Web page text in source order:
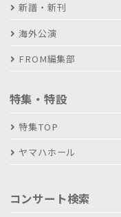
新譜・新刊
海外公演
FROM編集部
特集・特設
特集TOP
ヤマハホール
コンサート検索